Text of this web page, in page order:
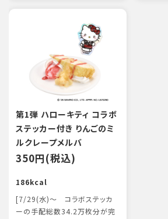
第1弾 ハローキティ コラボ
ステッカー付き りんごのミ
ルクレープメルバ
350円(税込)
186kcal
[7/29(水)～ コラボステッカ
ーの手配総数34.2万枚分が完